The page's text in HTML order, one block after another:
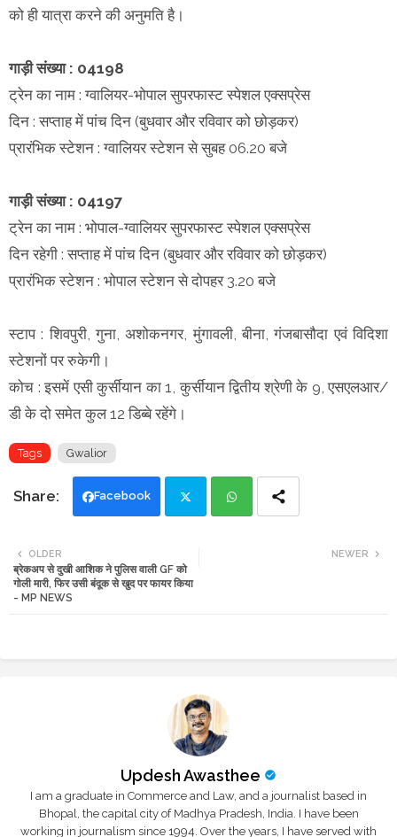
को ही यात्रा करने की अनुमति है।
गाड़ी संख्या : 04198
ट्रेन का नाम : ग्वालियर-भोपाल सुपरफास्ट स्पेशल एक्सप्रेस
दिन : सप्ताह में पांच दिन (बुधवार और रविवार को छोड़कर)
प्रारंभिक स्टेशन : ग्वालियर स्टेशन से सुबह 06.20 बजे
गाड़ी संख्या : 04197
ट्रेन का नाम : भोपाल-ग्वालियर सुपरफास्ट स्पेशल एक्सप्रेस
दिन रहेगी : सप्ताह में पांच दिन (बुधवार और रविवार को छोड़कर)
प्रारंभिक स्टेशन : भोपाल स्टेशन से दोपहर 3.20 बजे
स्टाप : शिवपुरी, गुना, अशोकनगर, मुंगावली, बीना, गंजबासौदा एवं विदिशा
स्टेशनों पर रुकेगी।
कोच : इसमें एसी कुर्सीयान का 1, कुर्सीयान द्वितीय श्रेणी के 9, एसएलआर/
डी के दो समेत कुल 12 डिब्बे रहेंगे।
Tags Gwalior
Facebook
tte
NEWER
OLDER
ब्रेकअप से दुखी आशिक ने पुलिस वाली GF को
गोली मारी, फिर उसी बंदूक से खुद पर फायर किया
- MP NEWS
Updesh Awasthee
I am a graduate in Commerce and Law, and a journalist based in
Bhopal, the capital city of Madhya Pradesh, India. I have been
working in journalism since 1994. Over the years, I have served with